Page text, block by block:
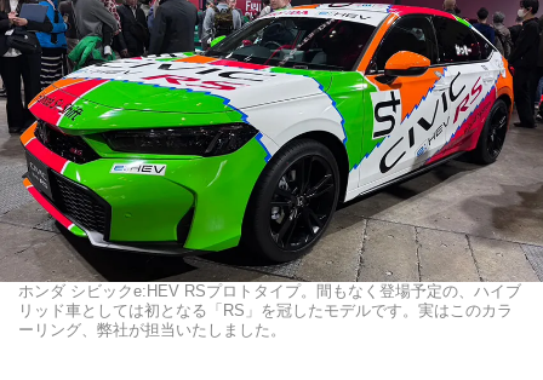
ホンダ シビックe:HEV RSプロトタイプ。間もなく登場予定の、ハイブ
リッド車としては初となる「RS」を冠したモデルです。実はこのカラ
ーリング、弊社が担当いたしました。